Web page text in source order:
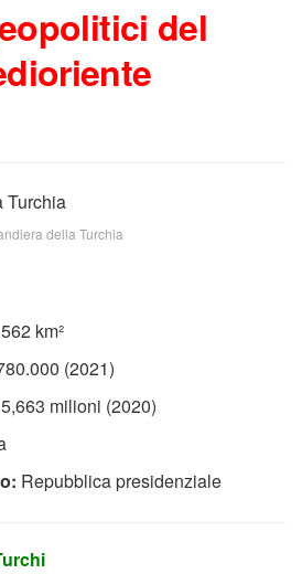
del
della Turchia
km²
(2021)
milioni (2020)
Repubblica presidenziale